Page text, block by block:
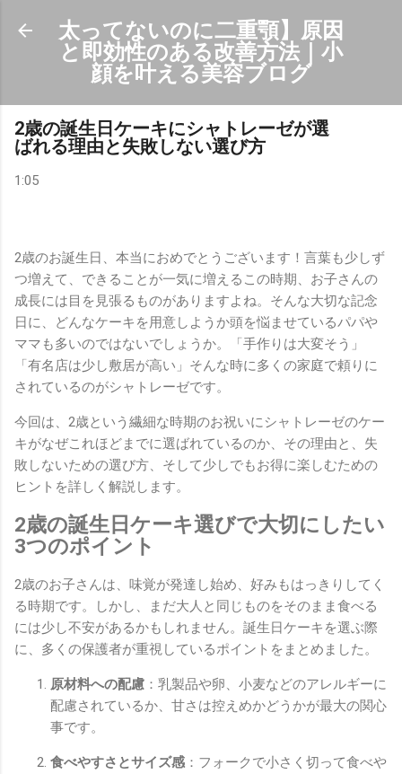
スキップしてメイン コンテンツに移動
太ってないのに二重顎】原因
と即効性のある改善方法｜小
顔を叶える美容ブログ
2歳の誕生日ケーキにシャトレーゼが選
ばれる理由と失敗しない選び方
1:05
2歳のお誕生日、本当におめでとうございます！言葉も少しず
つ増えて、できることが一気に増えるこの時期、お子さんの
成長には目を見張るものがありますよね。そんな大切な記念
日に、どんなケーキを用意しようか頭を悩ませているパパや
ママも多いのではないでしょうか。「手作りは大変そう」
「有名店は少し敷居が高い」そんな時に多くの家庭で頼りに
されているのがシャトレーゼです。
今回は、2歳という繊細な時期のお祝いにシャトレーゼのケー
キがなぜこれほどまでに選ばれているのか、その理由と、失
敗しないための選び方、そして少しでもお得に楽しむための
ヒントを詳しく解説します。
2歳の誕生日ケーキ選びで大切にしたい
3つのポイント
2歳のお子さんは、味覚が発達し始め、好みもはっきりしてく
る時期です。しかし、まだ大人と同じものをそのまま食べる
には少し不安があるかもしれません。誕生日ケーキを選ぶ際
に、多くの保護者が重視しているポイントをまとめました。
原材料への配慮 ：乳製品や卵、小麦などのアレルギーに
配慮されているか、甘さは控えめかどうかが最大の関心
事です。
食べやすさとサイズ感 ：フォークで小さく切って食べや